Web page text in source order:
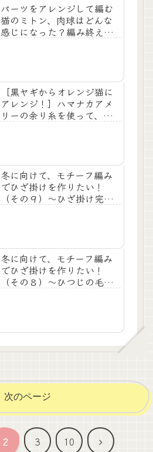
パーツをアレンジして編む
猫のミトン、肉球はどんな
感じになった？編み終えた
［黒ヤギからオレンジ猫に
アレンジ！］ハマナカアメ
リーの余り糸を使って、か
冬に向けて、モチーフ編み
でひざ掛けを作りたい！
（その９）～ひざ掛け完
冬に向けて、モチーフ編み
でひざ掛けを作りたい！
（その８）～ひつじの毛っ
次のページ
2 3 10 次